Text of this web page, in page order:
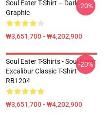
Soul Eater T-Shirt – Dark
Graphic
₩3,651,700 - ₩4,202,900
-20%
Soul Eater T-Shirts - Soul Eater
Excalibur Classic T-Shirt
RB1204
₩3,651,700 - ₩4,202,900
-20%